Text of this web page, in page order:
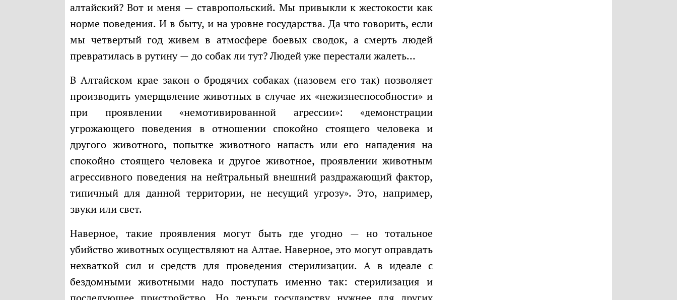
алтайский? Вот и меня — ставропольский. Мы привыкли к жестокости как
норме поведения. И в быту, и на уровне государства. Да что говорить, если
мы четвертый год живем в атмосфере боевых сводок, а смерть людей
превратилась в рутину — до собак ли тут? Людей уже перестали жалеть…
В Алтайском крае закон о бродячих собаках (назовем его так) позволяет
производить умерщвление животных в случае их «нежизнеспособности» и
при проявлении «немотивированной агрессии»: «демонстрации
угрожающего поведения в отношении спокойно стоящего человека и
другого животного, попытке животного напасть или его нападения на
спокойно стоящего человека и другое животное, проявлении животным
агрессивного поведения на нейтральный внешний раздражающий фактор,
типичный для данной территории, не несущий угрозу». Это, например,
звуки или свет.
Наверное, такие проявления могут быть где угодно — но тотальное
убийство животных осуществляют на Алтае. Наверное, это могут оправдать
нехваткой сил и средств для проведения стерилизации. А в идеале с
бездомными животными надо поступать именно так: стерилизация и